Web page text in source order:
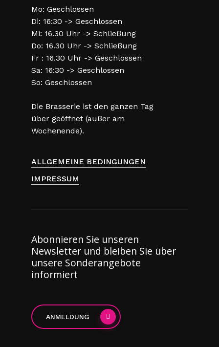
Mo: Geschlossen
Di: 16:30 -> Geschlossen
Mi: 16.30 Uhr -> Schließung
Do: 16.30 Uhr -> Schließung
Fr : 16.30 Uhr -> Geschlossen
Sa: 16:30 -> Geschlossen
So: Geschlossen
Die Brasserie ist den ganzen Tag
über geöffnet (außer am
Wochenende).
ALLGEMEINE BEDINGUNGEN
IMPRESSUM
Abonnieren Sie unseren
Newsletter und bleiben Sie über
unsere Sonderangebote
informiert
ANMELDUNG